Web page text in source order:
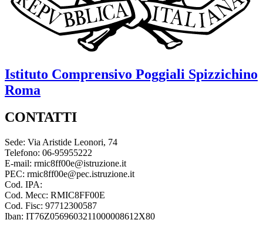
Istituto Comprensivo Poggiali Spizzichino
Roma
CONTATTI
Sede: Via Aristide Leonori, 74
Telefono: 06-95955222
E-mail: rmic8ff00e@istruzione.it
PEC: rmic8ff00e@pec.istruzione.it
Cod. IPA:
Cod. Mecc: RMIC8FF00E
Cod. Fisc: 97712300587
Iban: IT76Z0569603211000008612X80